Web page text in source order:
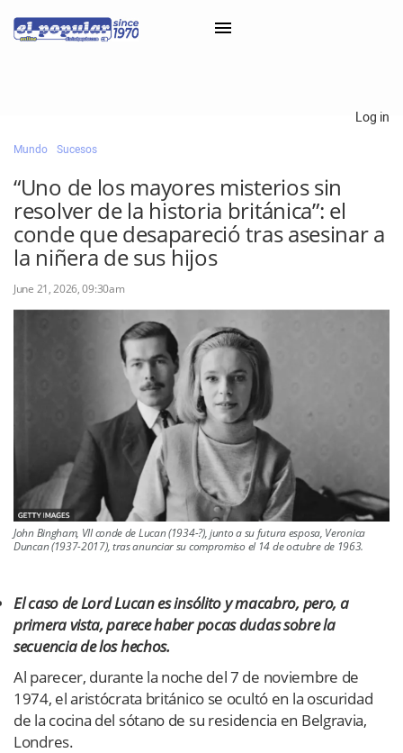
Classifieds
Categorías
Iniciar sesión con Clascal
×
Log in
Mundo Sucesos
“Uno de los mayores misterios sin
resolver de la historia británica”: el
conde que desapareció tras asesinar a
la niñera de sus hijos
June 21, 2026, 09:30am
John Bingham, VII conde de Lucan (1934-?), junto a su futura esposa, Veronica
Duncan (1937-2017), tras anunciar su compromiso el 14 de octubre de 1963.
El caso de Lord Lucan es insólito y macabro, pero, a
primera vista, parece haber pocas dudas sobre la
secuencia de los hechos.
Al parecer, durante la noche del 7 de noviembre de
1974, el aristócrata británico se ocultó en la oscuridad
de la cocina del sótano de su residencia en Belgravia,
Londres.